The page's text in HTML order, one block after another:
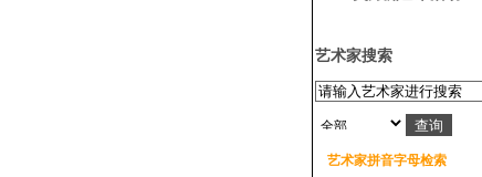
艺术家搜索
艺术家拼音字母检索